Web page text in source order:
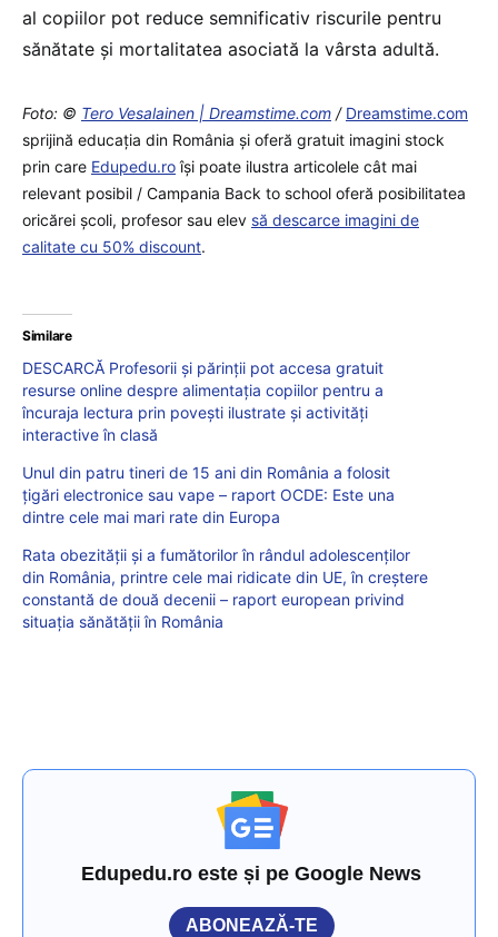
al copiilor pot reduce semnificativ riscurile pentru
sănătate și mortalitatea asociată la vârsta adultă.
Foto: © Tero Vesalainen | Dreamstime.com / Dreamstime.com
sprijină educaţia din România şi oferă gratuit imagini stock
prin care Edupedu.roîşi poate ilustra articolele cât mai
relevant posibil / Campania Back to school oferă posibilitatea
oricărei școli, profesor sau elev să descarce imagini de
calitate cu 50% discount.
Similare
DESCARCĂ Profesorii și părinții pot accesa gratuit
resurse online despre alimentația copiilor pentru a
încuraja lectura prin povești ilustrate și activități
interactive în clasă
Unul din patru tineri de 15 ani din România a folosit
țigări electronice sau vape – raport OCDE: Este una
dintre cele mai mari rate din Europa
Rata obezității și a fumătorilor în rândul adolescenților
din România, printre cele mai ridicate din UE, în creștere
constantă de două decenii – raport european privind
situația sănătății în România
Edupedu.ro este și pe Google News
ABONEAZĂ-TE